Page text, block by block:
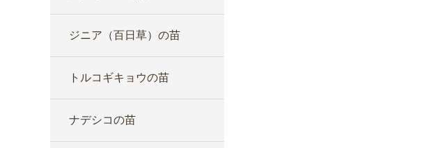
ジニア（百日草）の苗
トルコギキョウの苗
ナデシコの苗